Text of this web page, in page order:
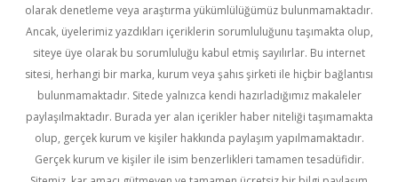
olarak denetleme veya araştırma yükümlülüğümüz bulunmamaktadır.
Ancak, üyelerimiz yazdıkları içeriklerin sorumluluğunu taşımakta olup,
siteye üye olarak bu sorumluluğu kabul etmiş sayılırlar. Bu internet
sitesi, herhangi bir marka, kurum veya şahıs şirketi ile hiçbir bağlantısı
bulunmamaktadır. Sitede yalnızca kendi hazırladığımız makaleler
paylaşılmaktadır. Burada yer alan içerikler haber niteliği taşımamakta
olup, gerçek kurum ve kişiler hakkında paylaşım yapılmamaktadır.
Gerçek kurum ve kişiler ile isim benzerlikleri tamamen tesadüfidir.